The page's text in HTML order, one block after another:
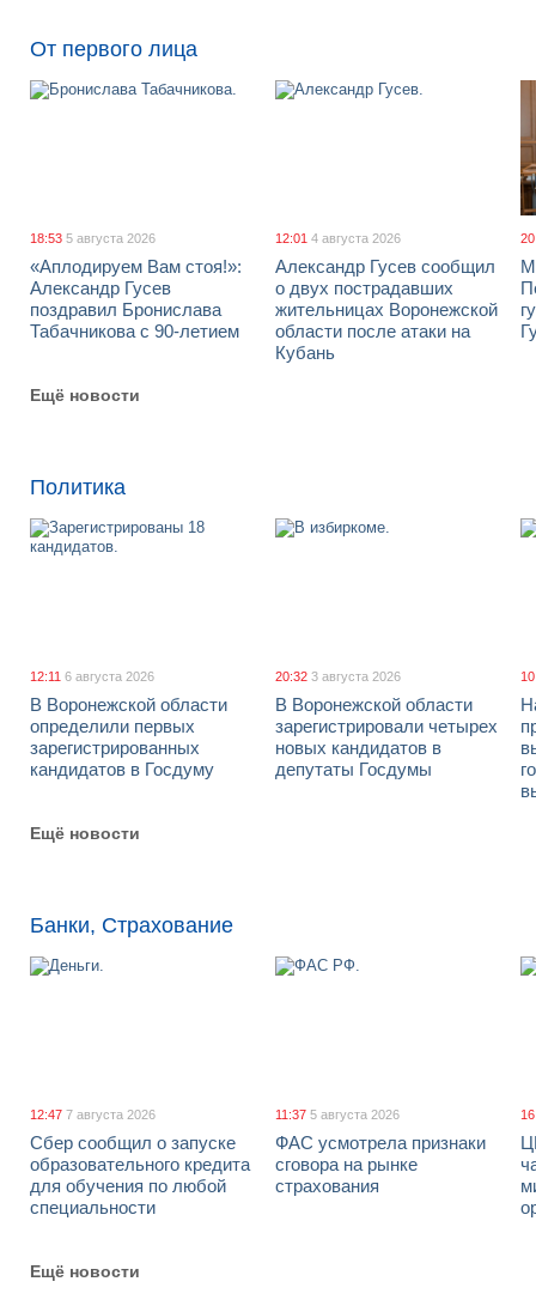
От первого лица
18:53 5 августа 2026
«Аплодируем Вам стоя!»:
Александр Гусев
поздравил Бронислава
Табачникова с 90-летием
12:01 4 августа 2026
Александр Гусев сообщил
о двух пострадавших
жительницах Воронежской
области после атаки на
Кубань
Ещё новости
Политика
12:11 6 августа 2026
В Воронежской области
определили первых
зарегистрированных
кандидатов в Госдуму
20:32 3 августа 2026
В Воронежской области
зарегистрировали четырех
новых кандидатов в
депутаты Госдумы
Ещё новости
Банки, Страхование
12:47 7 августа 2026
Сбер сообщил о запуске
образовательного кредита
для обучения по любой
специальности
11:37 5 августа 2026
ФАС усмотрела признаки
сговора на рынке
страхования
Ещё новости